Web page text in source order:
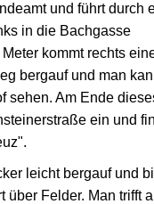
und führt durch
in die Bachgasse
kommt rechts
bergauf und man
sehen. Am Ende
ein und
leicht bergauf und
über Felder. Man trifft